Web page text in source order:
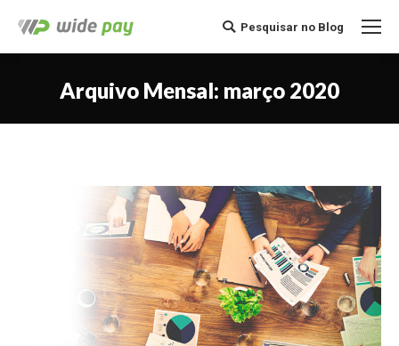
BuscarPesquisar no Blog
Arquivo Mensal: março 2020